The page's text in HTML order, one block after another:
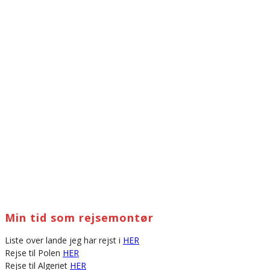
Min tid som rejsemontør
Liste over lande jeg har rejst i HER
Rejse til Polen HER
Rejse til Algeriet HER